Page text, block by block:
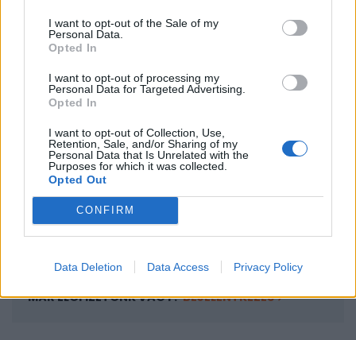
I want to opt-out of the Sale of my
Personal Data.
Opted In
I want to opt-out of processing my
Personal Data for Targeted Advertising.
Opted In
I want to opt-out of Collection, Use,
Retention, Sale, and/or Sharing of my
Personal Data that Is Unrelated with the
Purposes for which it was collected.
Opted Out
CONFIRM
Data Deletion Data Access Privacy Policy
KEDVES OLVASÓNK!
A keresett cikk a portfolio.hu hírarchívumához
tartozik, melynek olvasása előfizetéses
regisztrációhoz kötött.
Az előfizetés a következőket tartalmazza:
Portfolio.hu teljes cikkarchívum
Kötéslisták: BÉT elmúlt 2 év napon belüli
kötéslistái
Előfizetés
MÁR ELŐFIZETŐNK VAGY?BEJELENTKEZÉS